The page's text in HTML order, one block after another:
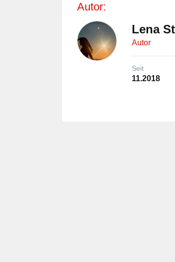
Autor:
Lena
Autor
Seit
11.2018